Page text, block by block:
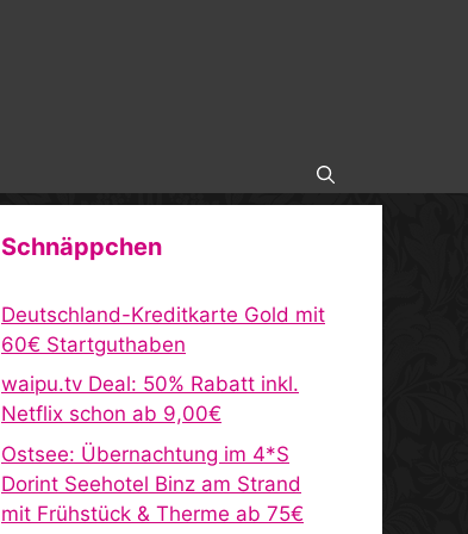
Schnäppchen
Deutschland-Kreditkarte Gold mit
60€ Startguthaben
waipu.tv Deal: 50% Rabatt inkl.
Netflix schon ab 9,00€
Ostsee: Übernachtung im 4*S
Dorint Seehotel Binz am Strand
mit Frühstück & Therme ab 75€